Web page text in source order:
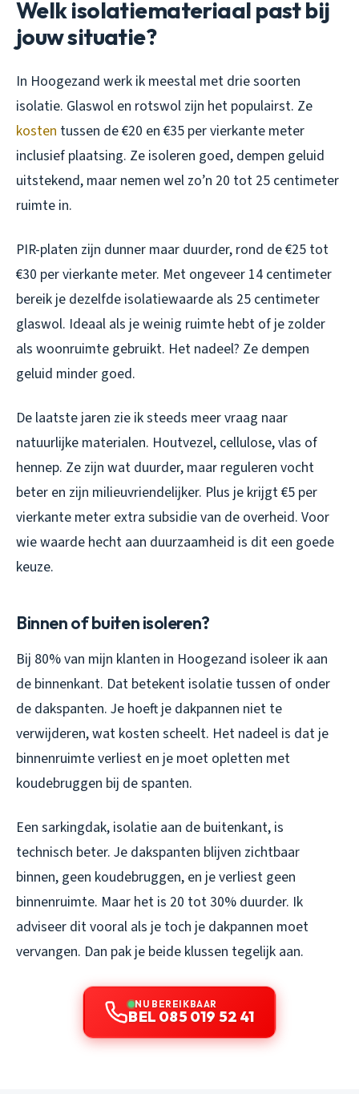
Welk isolatiemateriaal past bij
jouw situatie?
In Hoogezand werk ik meestal met drie soorten
isolatie. Glaswol en rotswol zijn het populairst. Ze
kosten tussen de €20 en €35 per vierkante meter
inclusief plaatsing. Ze isoleren goed, dempen geluid
uitstekend, maar nemen wel zo’n 20 tot 25 centimeter
ruimte in.
PIR-platen zijn dunner maar duurder, rond de €25 tot
€30 per vierkante meter. Met ongeveer 14 centimeter
bereik je dezelfde isolatiewaarde als 25 centimeter
glaswol. Ideaal als je weinig ruimte hebt of je zolder
als woonruimte gebruikt. Het nadeel? Ze dempen
geluid minder goed.
De laatste jaren zie ik steeds meer vraag naar
natuurlijke materialen. Houtvezel, cellulose, vlas of
hennep. Ze zijn wat duurder, maar reguleren vocht
beter en zijn milieuvriendelijker. Plus je krijgt €5 per
vierkante meter extra subsidie van de overheid. Voor
wie waarde hecht aan duurzaamheid is dit een goede
keuze.
Binnen of buiten isoleren?
Bij 80% van mijn klanten in Hoogezand isoleer ik aan
de binnenkant. Dat betekent isolatie tussen of onder
de dakspanten. Je hoeft je dakpannen niet te
verwijderen, wat kosten scheelt. Het nadeel is dat je
binnenruimte verliest en je moet opletten met
koudebruggen bij de spanten.
Een sarkingdak, isolatie aan de buitenkant, is
technisch beter. Je dakspanten blijven zichtbaar
binnen, geen koudebruggen, en je verliest geen
binnenruimte. Maar het is 20 tot 30% duurder. Ik
adviseer dit vooral als je toch je dakpannen moet
vervangen. Dan pak je beide klussen tegelijk aan.
NU BEREIKBAAR
BEL 085 019 52 41